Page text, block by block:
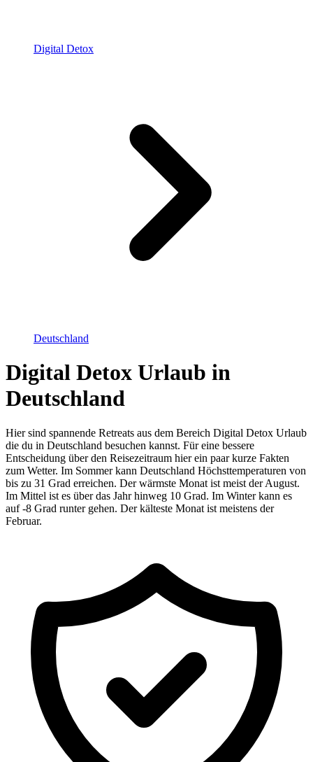
Digital Detox
Deutschland
Digital Detox Urlaub in
Deutschland
Hier sind spannende Retreats aus dem Bereich Digital Detox Urlaub
die du in Deutschland besuchen kannst. Für eine bessere
Entscheidung über den Reisezeitraum hier ein paar kurze Fakten
zum Wetter. Im Sommer kann Deutschland Höchsttemperaturen von
bis zu 31 Grad erreichen. Der wärmste Monat ist meist der August.
Im Mittel ist es über das Jahr hinweg 10 Grad. Im Winter kann es
auf -8 Grad runter gehen. Der kälteste Monat ist meistens der
Februar.